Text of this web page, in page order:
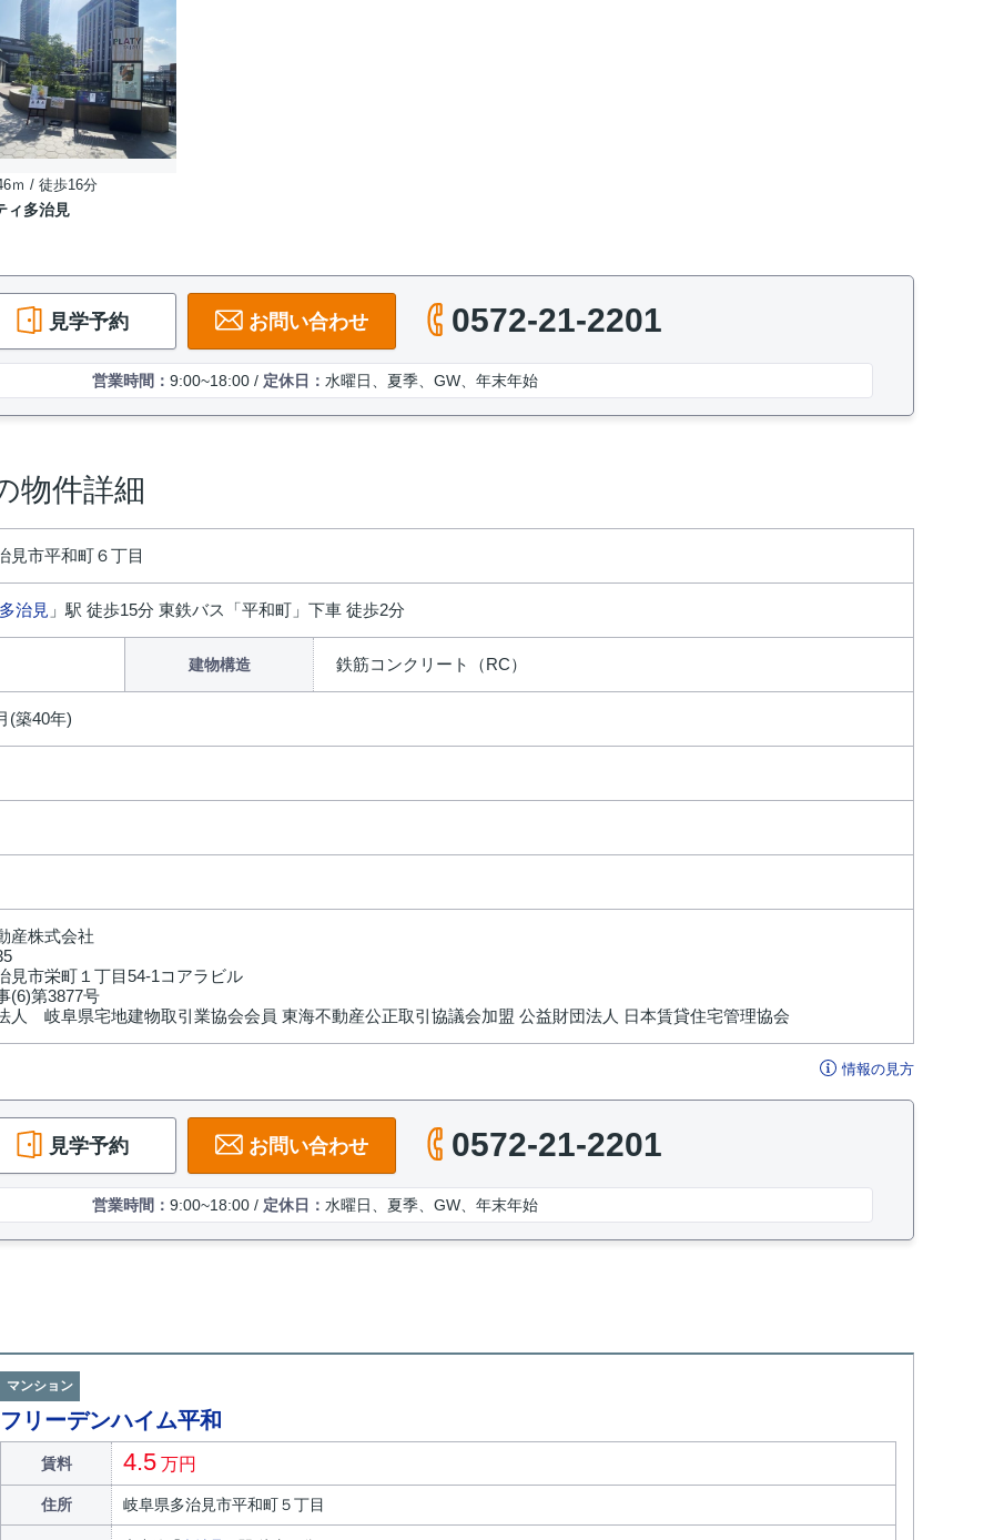
ｍ / 徒歩16分
ィ多治見
見学予約 お問い合わせ 0572-21-2201
営業時間： 9:00~18:00 / 定休日： 水曜日、夏季、GW、年末年始
物件詳細
見市平和町６丁目
多治見 」駅 徒歩15分 東鉄バス「平和町」下車 徒歩2分
建物構造 鉄筋コンクリート（RC）
(築40年)
産株式会社
見市栄町１丁目54-1コアラビル
(6)第3877号
人 岐阜県宅地建物取引業協会会員 東海不動産公正取引協議会加盟 公益財団法人 日本賃貸住宅管理協会
情報の見方
見学予約 お問い合わせ 0572-21-2201
営業時間： 9:00~18:00 / 定休日： 水曜日、夏季、GW、年末年始
マンション
フリーデンハイム平和
賃料 4.5 万円
住所 岐阜県多治見市平和町５丁目